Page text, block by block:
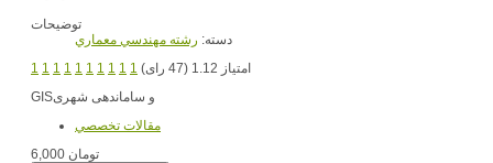
توضیحات
دسته: رشته مهندسي معماري
1 1 1 1 1 1 1 1 1 1
امتیاز 1.12 (47 رای)
GISو ساماندهی شهری
مقالات تخصصي
6,000 تومان